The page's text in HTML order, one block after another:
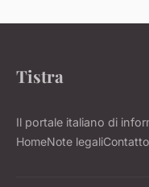
Tistra
Il portale italiano di
HomeNote legaliContatto